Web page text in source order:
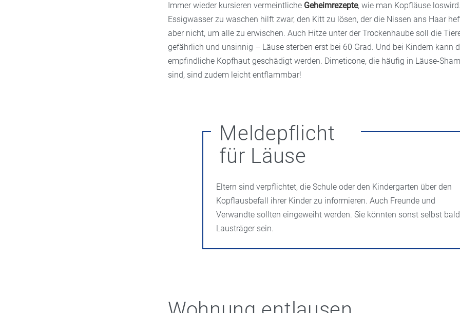
Immer wieder kursieren vermeintliche Geheimrezepte, wie man Kopfläuse
Essigwasser zu waschen hilft zwar, den Kitt zu lösen, der die Nissen ans Haar
aber nicht, um alle zu erwischen. Auch Hitze unter der Trockenhaube soll die
gefährlich und unsinnig – Läuse sterben erst bei 60 Grad. Und bei Kindern kann
empfindliche Kopfhaut geschädigt werden. Dimeticone, die häufig in Läuse-
sind, sind zudem leicht entflammbar!
Meldepflicht
für Läuse
Eltern sind verpflichtet, die Schule oder den Kindergarten über den
Kopflausbefall ihrer Kinder zu informieren. Auch Freunde und
Verwandte sollten eingeweiht werden. Sie könnten sonst selbst bald
Lausträger sein.